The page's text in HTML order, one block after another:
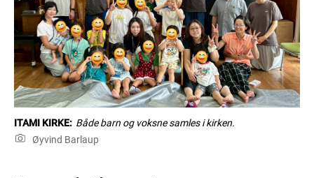
ITAMI KIRKE: Både barn og voksne samles i kirken.
Øyvind Barlaup